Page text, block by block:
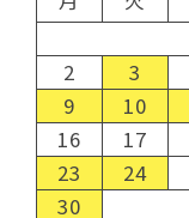
2
3
9
10
16
17
23
24
30